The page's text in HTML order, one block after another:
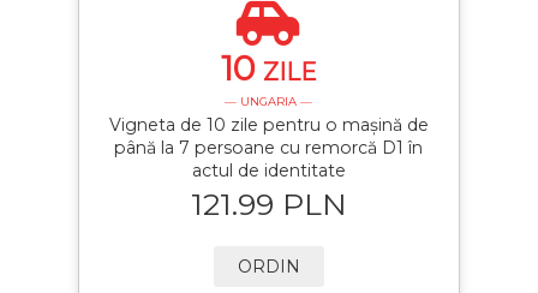
10 ZILE
— UNGARIA —
Vigneta de 10 zile pentru o mașină de
până la 7 persoane cu remorcă D1 în
actul de identitate
121.99 PLN
ORDIN